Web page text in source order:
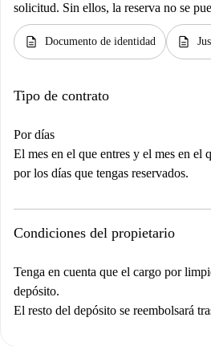
solicitud. Sin ellos, la reserva no se
description Documento de identidad description
Tipo de contrato
Por días
El mes en el que entres y el mes en el
por los días que tengas reservados.
Condiciones del propietario
Tenga en cuenta que el cargo por
depósito.
El resto del depósito se reembolsará